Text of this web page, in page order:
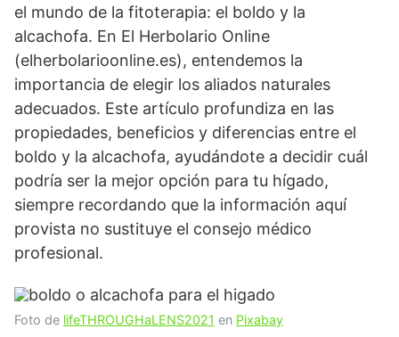
el mundo de la fitoterapia: el boldo y la
alcachofa. En El Herbolario Online
(elherbolarioonline.es), entendemos la
importancia de elegir los aliados naturales
adecuados. Este artículo profundiza en las
propiedades, beneficios y diferencias entre el
boldo y la alcachofa, ayudándote a decidir cuál
podría ser la mejor opción para tu hígado,
siempre recordando que la información aquí
provista no sustituye el consejo médico
profesional.
Foto de lifeTHROUGHaLENS2021 en Pixabay